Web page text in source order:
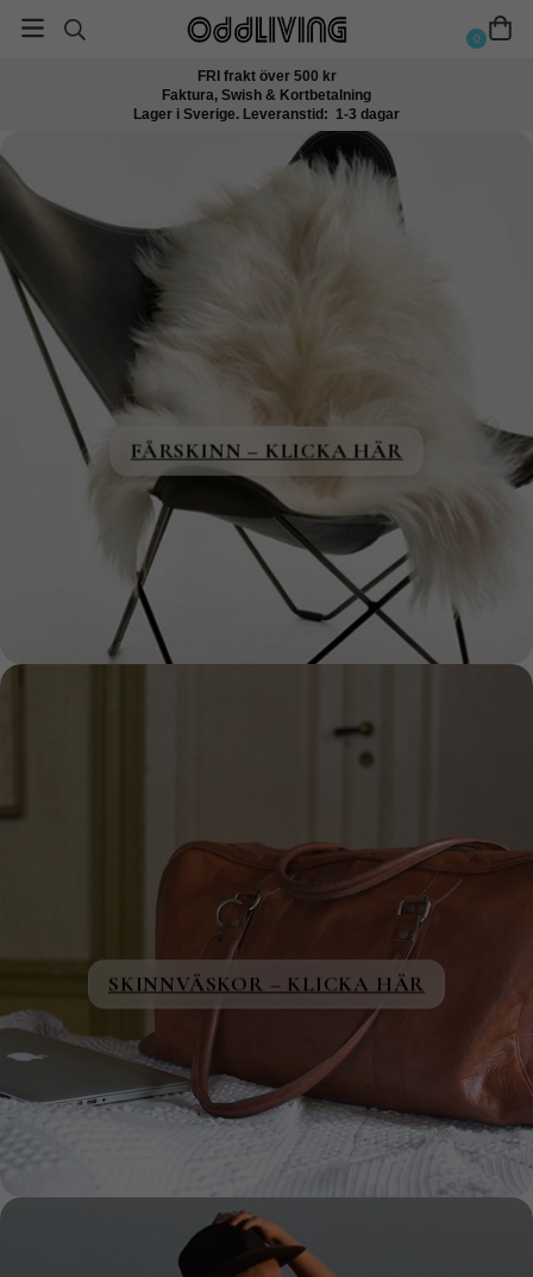
0
FRI frakt över 500 kr
Faktura, Swish & Kortbetalning
Lager i Sverige. Leveranstid: 1-3 dagar
FÅRSKINN – KLICKA HÄR
SKINNVÄSKOR – KLICKA HÄR